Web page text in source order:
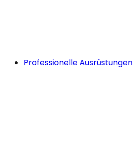
Professionelle Ausrüstungen